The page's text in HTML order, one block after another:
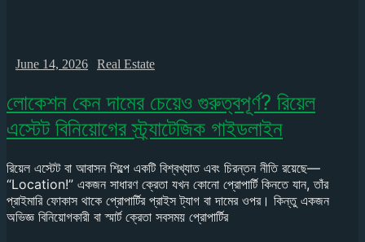
June 14, 2026 Real Estate
লোকেশন কেন দামের চেয়েও গুরুত্বপূর্ণ? রিয়েল
এস্টেট বিনিয়োগের স্ট্র্যাটেজিক গাইডলাইন
রিয়েল এস্টেট বা আবাসন শিল্পে একটি বিশ্বখ্যাত এবং চিরন্তন নীতি রয়েছে—
“Location!” একজন সাধারণ ক্রেতা যখন কোনো প্রোপার্টি কিনতে যান, তাঁর
প্রাইমারি ফোকাস থাকে প্রোপার্টির প্রাইস ট্যাগ বা দামের ওপর। কিন্তু একজন
অভিজ্ঞ বিনিয়োগকারী বা স্মার্ট ক্রেতা সবসময় প্রোপার্টির